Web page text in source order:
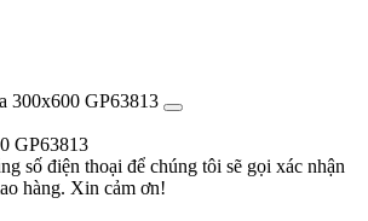
300x600 GP63813
GP63813
số điện thoại để chúng tôi sẽ gọi xác nhận
hàng. Xin cảm ơn!